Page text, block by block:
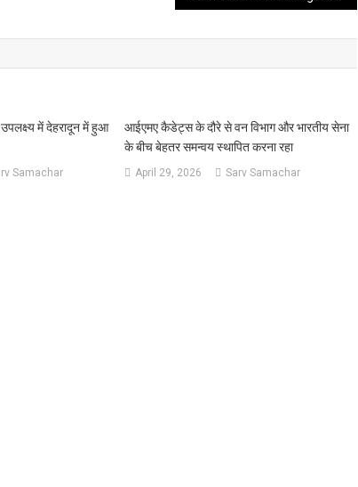
में देहरादून में हुआ
Samachar
आईएमए कैडेट्स के दौरे से वन विभाग और भारतीय सेना
के बीच बेहतर समन्वय स्थापित करना रहा
April 29, 2026 Sarv Samachar